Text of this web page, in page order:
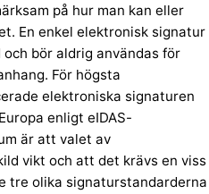
på hur man kan eller
En enkel elektronisk signatur
bör aldrig användas för
För högsta
elektroniska signaturen
enligt eIDAS-
är att valet av
vikt och att det krävs en viss
tre olika signaturstandarderna